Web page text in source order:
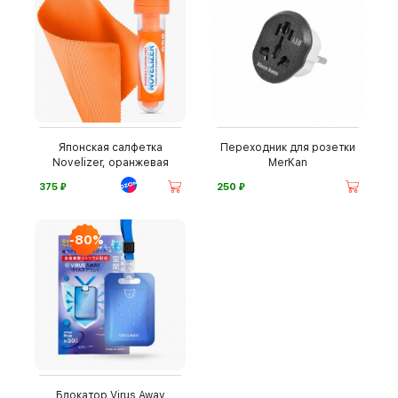
Японская салфетка
Novelizer, оранжевая
375 ⃏
Переходник для розетки
MerKan
250 ⃏
-80%
Блокатор Virus Away